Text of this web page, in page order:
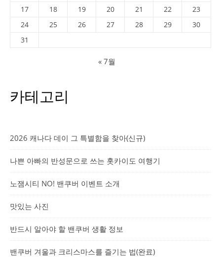
17 18 19 20 21 22
23
24
25 26 27 28 29
30
31
« 7월
카테고리
2026 캐나다 데이 그 특별함을 찾아(신규)
나쁜 아빠의 반성문으로 쓰는 홋카이도 여행기
노잼시티 NO! 밴쿠버 이벤트 소개
맛있는 사진
반드시 알아야 할 밴쿠버 생활 정보
밴쿠버 겨울과 크리스마스를 즐기는 법(완료)